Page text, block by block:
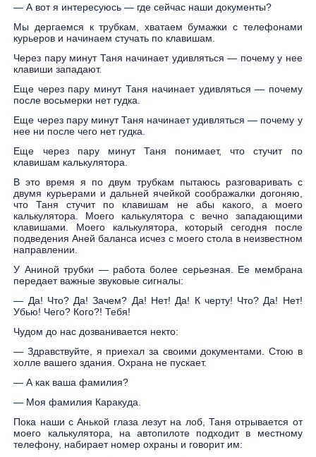
— А вот я интересуюсь — где сейчас наши документы?
Мы дергаемся к трубкам, хватаем бумажки с телефонами
курьеров и начинаем стучать по клавишам.
Через пару минут Таня начинает удивляться — почему у нее
клавиши западают.
Еще через пару минут Таня начинает удивляться — почему
после восьмерки нет гудка.
Еще через пару минут Таня начинает удивляться — почему у
нее ни после чего нет гудка.
Еще через пару минут Таня понимает, что стучит по
клавишам калькулятора.
В это время я по двум трубкам пытаюсь разговаривать с
двумя курьерами и дальней ячейкой соображалки догоняю,
что Таня стучит по клавишам не абы какого, а моего
калькулятора. Моего калькулятора с вечно западающими
клавишами. Моего калькулятора, который сегодня после
подведения Аней баланса исчез с моего стола в неизвестном
направлении.
У Аниной трубки — работа более серьезная. Ее мембрана
передает важные звуковые сигналы:
— Да! Что? Да! Зачем? Да! Нет! Да! К черту! Что? Да! Нет!
Убью! Чего? Кого?! Тебя!
Чудом до нас дозванивается некто:
— Здравствуйте, я приехал за своими документами. Стою в
холле вашего здания. Охрана не пускает.
— А как ваша фамилия?
— Моя фамилия Каракуда.
Пока наши с Анькой глаза лезут на лоб, Таня отрывается от
моего калькулятора, на автопилоте подходит в местному
телефону, набирает номер охраны и говорит им: